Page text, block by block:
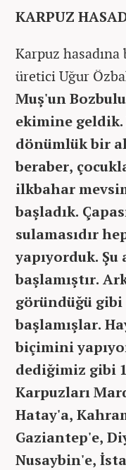
KARPUZ
Karpuz hasadına
üretici Uğur
Muş'un
ekimine geldik.
dönümlük bir
beraber,
ilkbahar
başladık.
sulamasıdır
yapıyorduk. Şu
başlamıştır.
göründüğü
başlamışlar.
biçimini
dediğimiz gibi
Karpuzları
Hatay'a,
Gaziantep'e,
Nusaybin'e,